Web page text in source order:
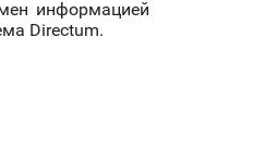
информацией
Directum.